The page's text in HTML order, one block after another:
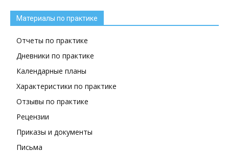
Материалы по практике
Отчеты по практике
Дневники по практике
Календарные планы
Характеристики по практике
Отзывы по практике
Рецензии
Приказы и документы
Письма